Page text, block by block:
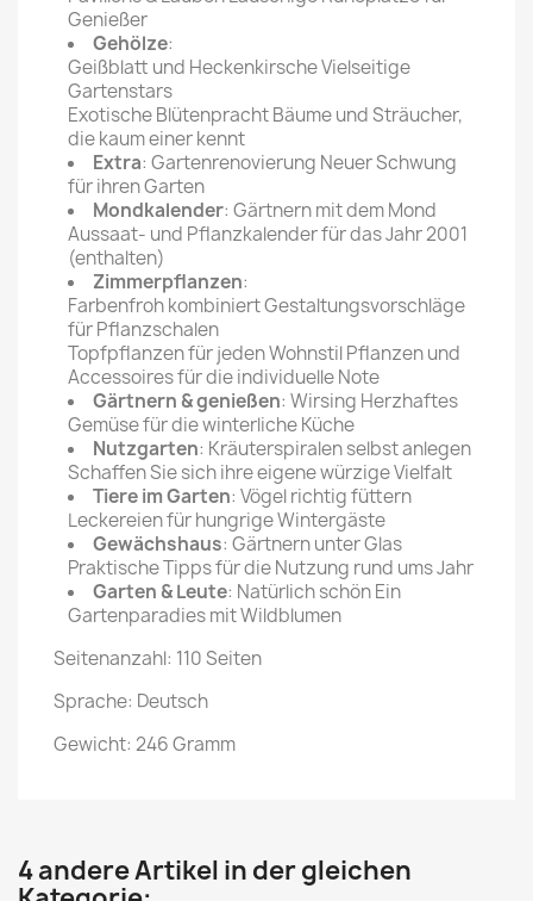
Genießer
Gehölze:
Geißblatt und Heckenkirsche Vielseitige
Gartenstars
Exotische Blütenpracht Bäume und Sträucher,
die kaum einer kennt
Extra: Gartenrenovierung Neuer Schwung
für ihren Garten
Mondkalender: Gärtnern mit dem Mond
Aussaat- und Pflanzkalender für das Jahr 2001
(enthalten)
Zimmerpflanzen:
Farbenfroh kombiniert Gestaltungsvorschläge
für Pflanzschalen
Topfpflanzen für jeden Wohnstil Pflanzen und
Accessoires für die individuelle Note
Gärtnern & genießen: Wirsing Herzhaftes
Gemüse für die winterliche Küche
Nutzgarten: Kräuterspiralen selbst anlegen
Schaffen Sie sich ihre eigene würzige Vielfalt
Tiere im Garten: Vögel richtig füttern
Leckereien für hungrige Wintergäste
Gewächshaus: Gärtnern unter Glas
Praktische Tipps für die Nutzung rund ums Jahr
Garten & Leute: Natürlich schön Ein
Gartenparadies mit Wildblumen
Seitenanzahl: 110 Seiten
Sprache: Deutsch
Gewicht: 246 Gramm
4 andere Artikel in der gleichen